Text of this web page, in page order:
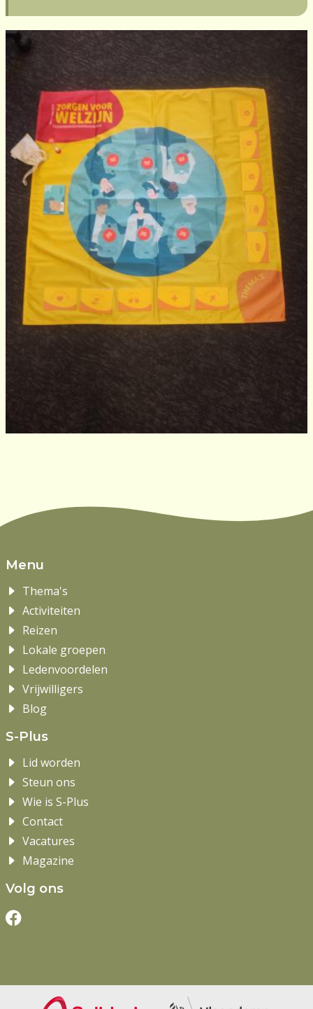
Menu
Thema's
Activiteiten
Reizen
Lokale groepen
Ledenvoordelen
Vrijwilligers
Blog
S-Plus
Lid worden
Steun ons
Wie is S-Plus
Contact
Vacatures
Magazine
Volg ons